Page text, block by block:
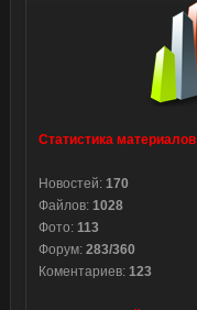
Статистика материалов
Новостей: 170
Файлов: 1028
Фото: 113
Форум: 283/360
Коментариев: 123